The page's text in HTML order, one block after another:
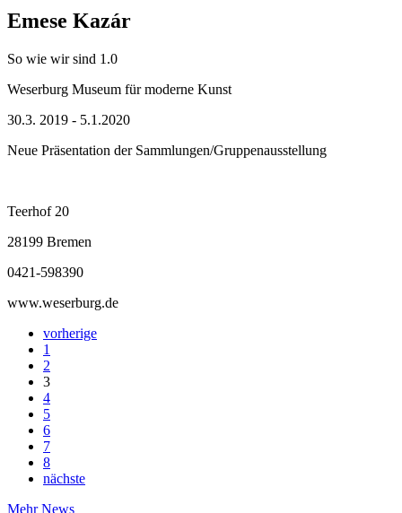
Emese Kazár
So wie wir sind 1.0
Weserburg Museum für moderne Kunst
30.3. 2019 - 5.1.2020
Neue Präsentation der Sammlungen/Gruppenausstellung
Teerhof 20
28199 Bremen
0421-598390
www.weserburg.de
vorherige
1
2
3
4
5
6
7
8
nächste
Mehr News